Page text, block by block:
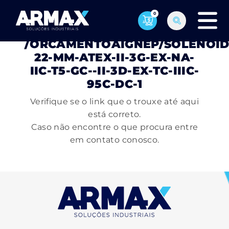
0
PÁGINA NÃO ENCONTRADA
/ORCAMENTOAIGNEP/
22-MM-ATEX-II-3G-EX-NA-
IIC-T5-GC--II-3D-EX-TC-IIIC-
95C-DC-1
Verifique se o link que o trouxe até aqui
está correto.
Caso não encontre o que procura entre
em contato conosco.